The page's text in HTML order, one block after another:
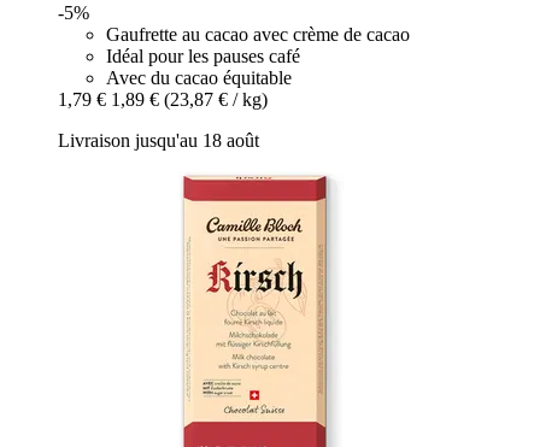
-5%
Gaufrette au cacao avec crème de cacao
Idéal pour les pauses café
Avec du cacao équitable
1,79 € 1,89 € (23,87 € / kg)
Livraison jusqu'au 18 août